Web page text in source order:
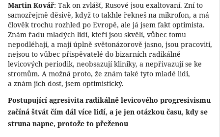
Martin Kovář: Tak on zvlášť, Rusové jsou exaltovaní. Zní to
samozřejmě děsivě, když to takhle řekneš na mikrofon, a má
člověk trochu rozhled po Evropě, ale já jsem fakt optimista.
Znám řadu mladých lidí, kteří jsou skvělí, vůbec tomu
nepodléhají, a mají úplně světonázorově jasno, jsou pracovití,
nejsou to vůbec přispěvatelé do bizarních radikálně
levicových periodik, neobsazují kliniky, a nepřivazují se ke
stromům. A možná proto, že znám také tyto mladé lidi,
a znám jich dost, jsem optimistický.
Postupující agresivita radikálně levicového progresivismu
začíná štvát čím dál více lidí, a je jen otázkou času, kdy se
struna napne, protože to přeženou